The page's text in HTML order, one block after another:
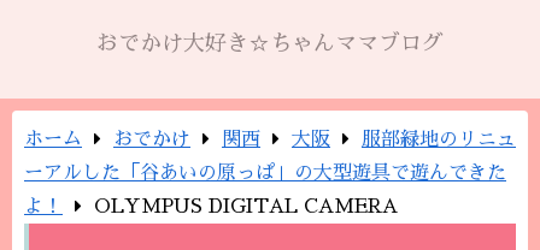
おでかけ大好き☆ちゃんママブログ
ホーム おでかけ 関西 大阪
服部緑地のリニュ
ーアルした「谷あいの原っぱ」の大型遊具で遊んできた
よ！
OLYMPUS DIGITAL CAMERA